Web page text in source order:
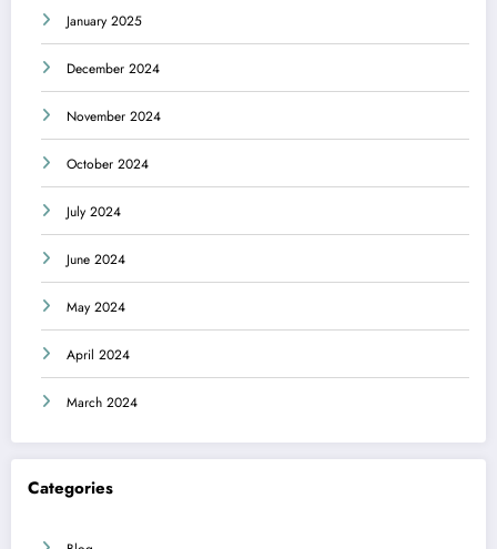
January 2025
December 2024
November 2024
October 2024
July 2024
June 2024
May 2024
April 2024
March 2024
Categories